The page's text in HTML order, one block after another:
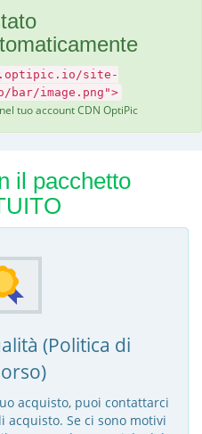
site-
bar/image.png">
tuo account CDN OptiPic
il pacchetto
(Politica di
acquisto, puoi contattarci
Se ci sono motivi